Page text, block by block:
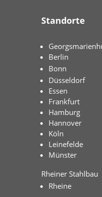
Standorte
Berlin
Bonn
Düsseldorf
Essen
Frankfurt
Hamburg
Hannover
Köln
Leinefelde
Münster
Rheiner Stahlbau
Rheine